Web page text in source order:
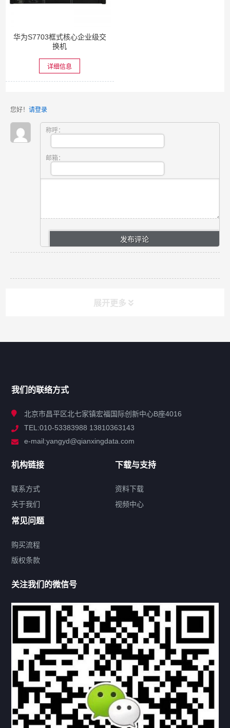
华为S7703框式核心企业级交
换机
详细信息
您好！ 请登录
称呼：
邮箱：
展开更多
解决方案
联系方式
热门标签
机构链接
联系方式 关于我们
下载与支持
资料下载 视频中心
常见问题
购买流程 版权条款
我们的联络方式
北京市昌平区北七家镇宏福国际创新中心B座4016
TEL:010-53383988 13810363143
e-mail:yangyd@qianxingdata.com
机构链接
联系方式
关于我们
下载与支持
资料下载
视频中心
常见问题
购买流程
版权条款
关注我们的微信号